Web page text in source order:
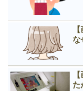
な
た